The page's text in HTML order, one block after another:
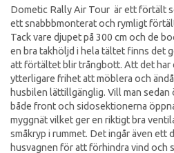
Dometic Rally Air Tour är ett förtält
ett snabbbmonterat och rymligt
Tack vare djupet på 300 cm och de
en bra takhöljd i hela tältet finns det
att förtältet blir trångbott. Att det har
ytterligare frihet att möblera och
husbilen lättillgänglig. Vill man sedan
både front och sidosektionerna
myggnät vilket ger en riktigt bra
småkryp i rummet. Det ingår även ett
husvagnen för att förhindra vind och